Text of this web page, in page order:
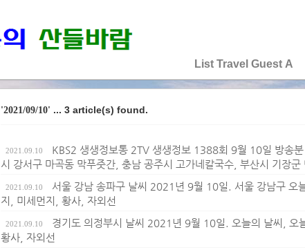
List Travel Guest A
'2021/09/10' ... 3 article(s) found.
2021.09.10 KBS2 생생정보통 2TV 생생정보 1388회 9월 10일 방송
시 강서구 마곡동 막푸줏간, 충남 공주시 고가네칼국수, 부산시 기장군
2021.09.10 서울 강남 송파구 날씨 2021년 9월 10일. 서울 강남구
지, 미세먼지, 황사, 자외선
2021.09.10 경기도 의정부시 날씨 2021년 9월 10일. 오늘의 날씨, 오
황사, 자외선